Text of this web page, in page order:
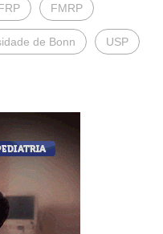
FMRP
de Bonn USP